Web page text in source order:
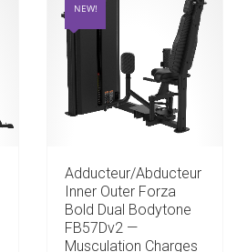
NEW!
Adducteur/Abducteur
Inner Outer Forza
Bold Dual Bodytone
FB57Dv2 —
Musculation Charges